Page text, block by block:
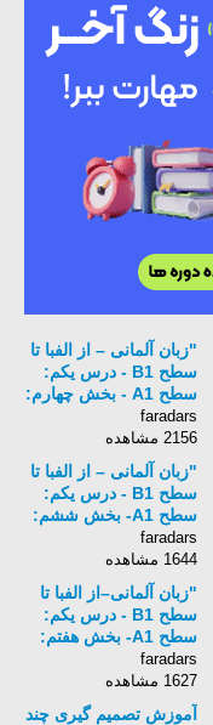
"زبان آلمانی – از الفبا تا
سطح B1 - درس یکم:
سطح A1 - بخش چهارم:
مفرد و جمع و صفات
صفت – متن "
faradars
2156 مشاهده
"زبان آلمانی – از الفبا تا
سطح B1 - درس یکم:
سطح A1- بخش ششم:
افعال گذشته "
faradars
1644 مشاهده
"زبان آلمانی–از الفبا تا
سطح B1 - درس یکم:
سطح A1- بخش هفتم:
صفات برتر و برترین-
مکالمه – چت کردن "
faradars
1627 مشاهده
آموزش تصمیم گیری چند